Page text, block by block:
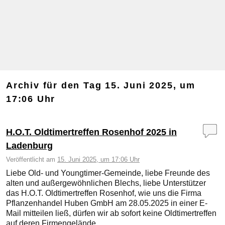
Archiv für den Tag 15. Juni 2025, um
17:06 Uhr
H.O.T. Oldtimertreffen Rosenhof 2025 in
Ladenburg
Veröffentlicht am 15. Juni 2025, um 17:06 Uhr
Liebe Old- und Youngtimer-Gemeinde, liebe Freunde des
alten und außergewöhnlichen Blechs, liebe Unterstützer
das H.O.T. Oldtimertreffen Rosenhof, wie uns die Firma
Pflanzenhandel Huben GmbH am 28.05.2025 in einer E-
Mail mitteilen ließ, dürfen wir ab sofort keine Oldtimertreffen
auf deren Firmengelände …